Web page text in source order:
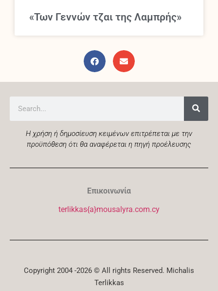
«Των Γεννών τζαι της Λαμπρής»
Η χρήση ή δημοσίευση κειμένων επιτρέπεται με την
προϋπόθεση ότι θα αναφέρεται η πηγή προέλευσης
Επικοινωνία
terlikkas{a}mousalyra.com.cy
Copyright 2004 -2026 © All rights Reserved. Michalis
Terlikkas